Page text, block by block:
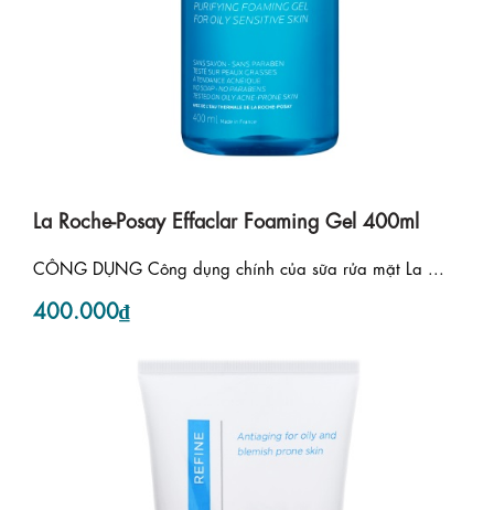
La Roche-Posay Effaclar Foaming Gel 400ml
CÔNG DỤNG Công dụng chính của sữa rửa mặt La ...
400.000₫